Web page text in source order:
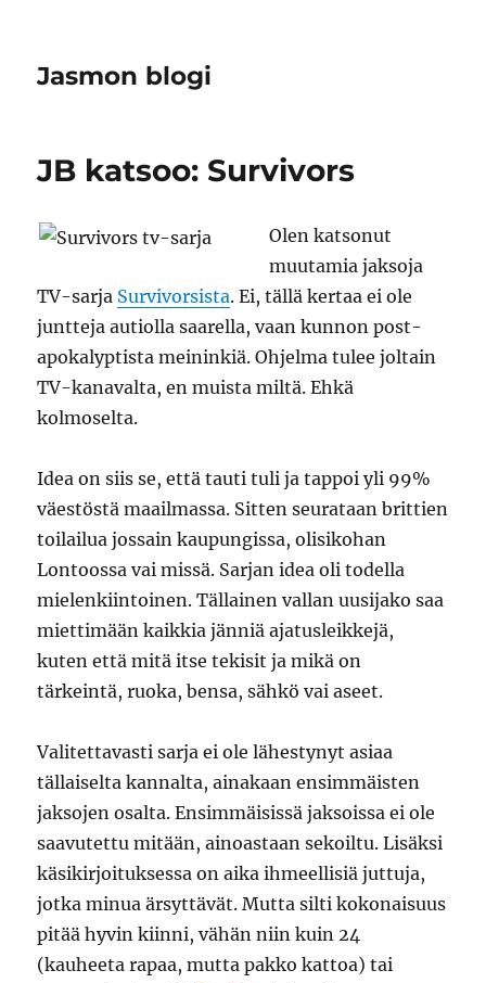
Jasmon blogi
JB katsoo: Survivors
Olen katsonut
muutamia jaksoja
TV-sarja Survivorsista. Ei, tällä kertaa ei ole
juntteja autiolla saarella, vaan kunnon post-
apokalyptista meininkiä. Ohjelma tulee joltain
TV-kanavalta, en muista miltä. Ehkä
kolmoselta.
Idea on siis se, että tauti tuli ja tappoi yli 99%
väestöstä maailmassa. Sitten seurataan brittien
toilailua jossain kaupungissa, olisikohan
Lontoossa vai missä. Sarjan idea oli todella
mielenkiintoinen. Tällainen vallan uusijako saa
miettimään kaikkia jänniä ajatusleikkejä,
kuten että mitä itse tekisit ja mikä on
tärkeintä, ruoka, bensa, sähkö vai aseet.
Valitettavasti sarja ei ole lähestynyt asiaa
tällaiselta kannalta, ainakaan ensimmäisten
jaksojen osalta. Ensimmäisissä jaksoissa ei ole
saavutettu mitään, ainoastaan sekoiltu. Lisäksi
käsikirjoituksessa on aika ihmeellisiä juttuja,
jotka minua ärsyttävät. Mutta silti kokonaisuus
pitää hyvin kiinni, vähän niin kuin 24
(kauheeta rapaa, mutta pakko kattoa) tai